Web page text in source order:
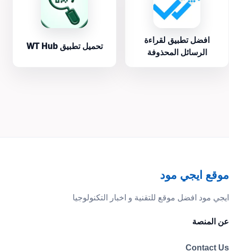
افضل تطبيق لقراءة
الرسائل المحذوفة
تحميل تطبيق WT Hub
موقع ايجي مود
ايجي مود افضل موقع للتقنية و اخبار التكنولوجيا
عن المنصة
Contact Us